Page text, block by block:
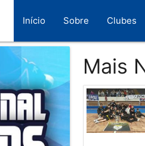
Início Sobre Clubes
Mais